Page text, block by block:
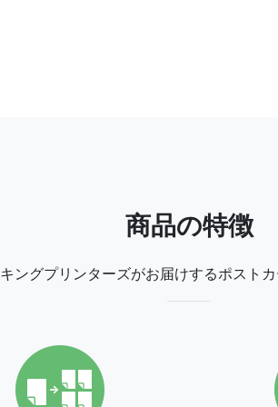
商品の特徴
キングプリンターズがお届けするポスト